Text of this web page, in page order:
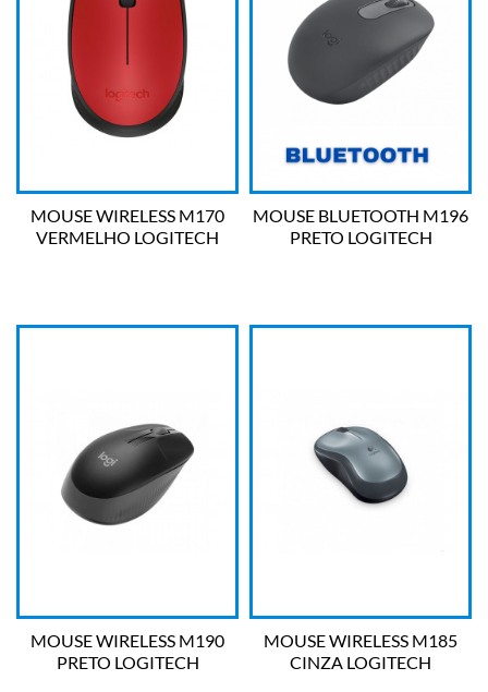
MOUSE WIRELESS M170
VERMELHO LOGITECH
MOUSE BLUETOOTH M196
PRETO LOGITECH
MOUSE WIRELESS M190
PRETO LOGITECH
MOUSE WIRELESS M185
CINZA LOGITECH